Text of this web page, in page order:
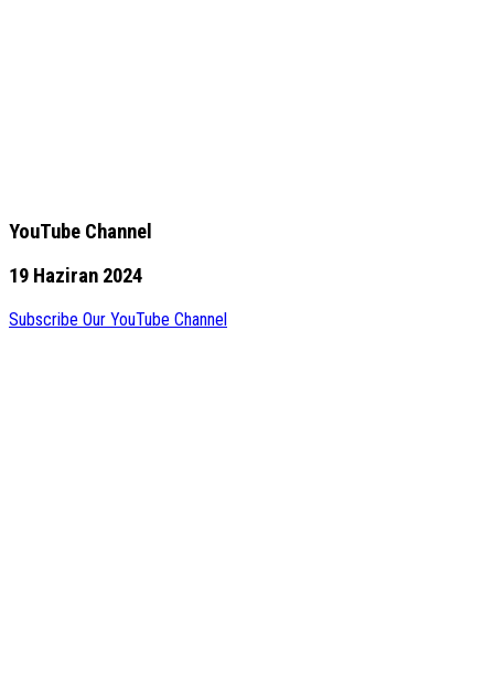
YouTube Channel
19 Haziran 2024
Subscribe Our YouTube Channel